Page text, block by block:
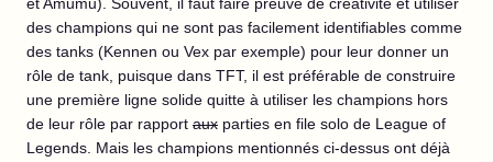
des champions qui ne sont pas facilement identifiables comme
des tanks (Kennen ou Vex par exemple) pour leur donner un
rôle de tank, puisque dans TFT, il est préférable de construire
une première ligne solide quitte à utiliser les champions hors
de leur rôle par rapport aux parties en file solo de League of
Legends. Mais les champions mentionnés ci-dessus ont déjà